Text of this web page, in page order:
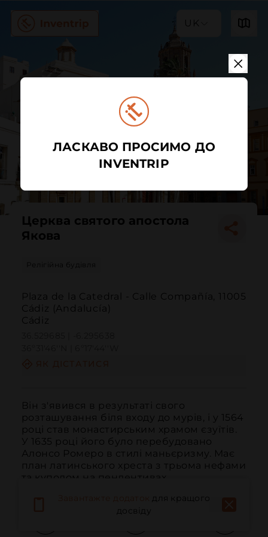
UK
Церква святого апостола
Якова
Релігійна будівля
Plaza de la Catedral - Calle Compañía, 11005
Cádiz (Andalucía)
Cádiz
Він з'явився в результаті свого
розташування біля входу до мурів, і у 1564
році став монастирським храмом єзуїтів.
У 1635 році його було перебудовано
Алонсо Ромеро в стилі маньєризму. Має
план латинського хреста з трьома нефами
та куполом на пендентивах.
для кращого
досвіду
ЛАСКАВО ПРОСИМО ДО
INVENTRIP